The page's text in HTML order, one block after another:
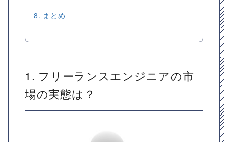
8. まとめ
1. フリーランスエンジニアの市
場の実態は？